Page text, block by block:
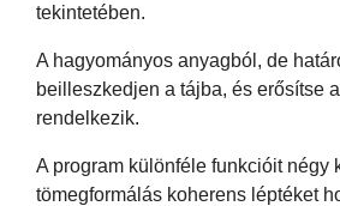
tekintetében.
A hagyományos anyagból, de
beilleszkedjen a tájba, és erősítse
rendelkezik.
A program különféle funkcióit négy
tömegformálás koherens léptéket